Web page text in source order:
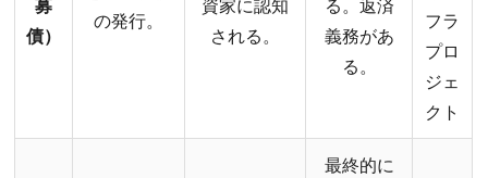
募
債）
の発行。
資家に認知
される。
る。返済
義務があ
る。
フラ
プロ
ジェ
クト
最終的に